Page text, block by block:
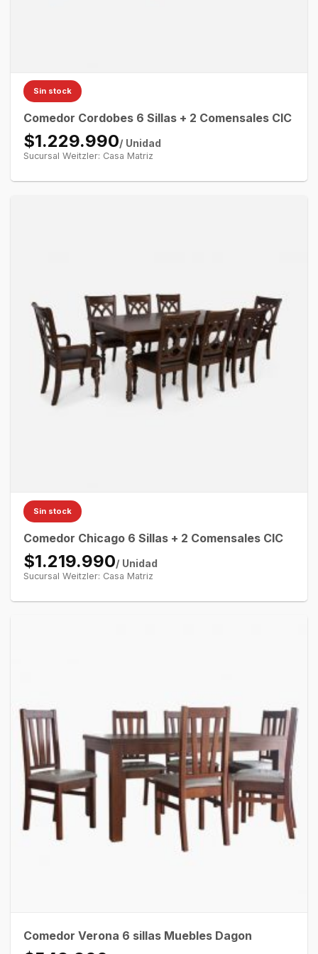
Sin stock
Comedor Cordobes 6 Sillas + 2 Comensales CIC
$1.229.990/ Unidad
Sucursal Weitzler: Casa Matriz
Sin stock
Comedor Chicago 6 Sillas + 2 Comensales CIC
$1.219.990/ Unidad
Sucursal Weitzler: Casa Matriz
Comedor Verona 6 sillas Muebles Dagon